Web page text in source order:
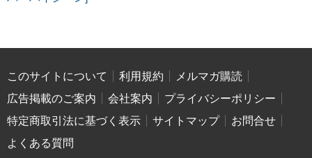
このサイトについて 利用規約
メルマガ購読
広告掲載のご案内
会社案内
プライバシーポリシー
特定商取引法に基づく表示
サイトマップ
お問合せ
よくある質問